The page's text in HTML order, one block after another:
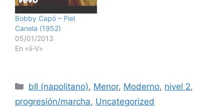
Bobby Capó – Piel
Canela (1952)
05/01/2013
En «ii-V»
Categorías
bII (napolitano), Menor, Moderno, nivel 2,
progresión/marcha, Uncategorized